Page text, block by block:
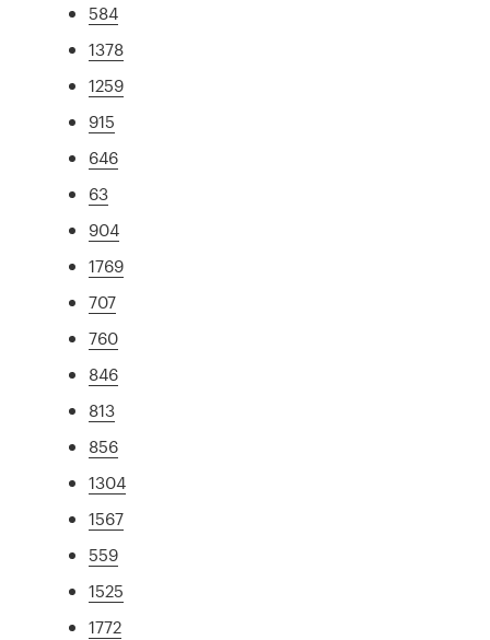
584
1378
1259
915
646
63
904
1769
707
760
846
813
856
1304
1567
559
1525
1772